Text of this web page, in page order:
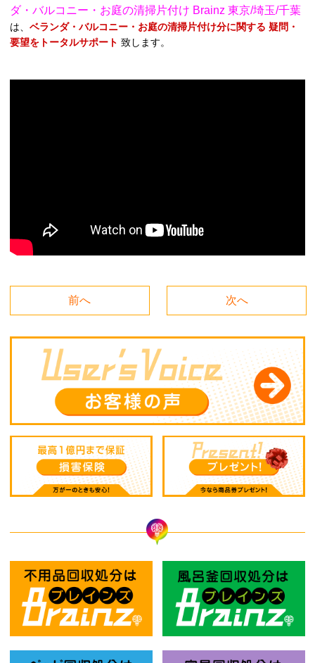
ダ・バルコニー・お庭の清掃片付け Brainz 東京/埼玉/千葉
は、 ベランダ・バルコニー・お庭の清掃片付け分に関する 疑問・
要望をトータルサポート 致します。
前へ 次へ